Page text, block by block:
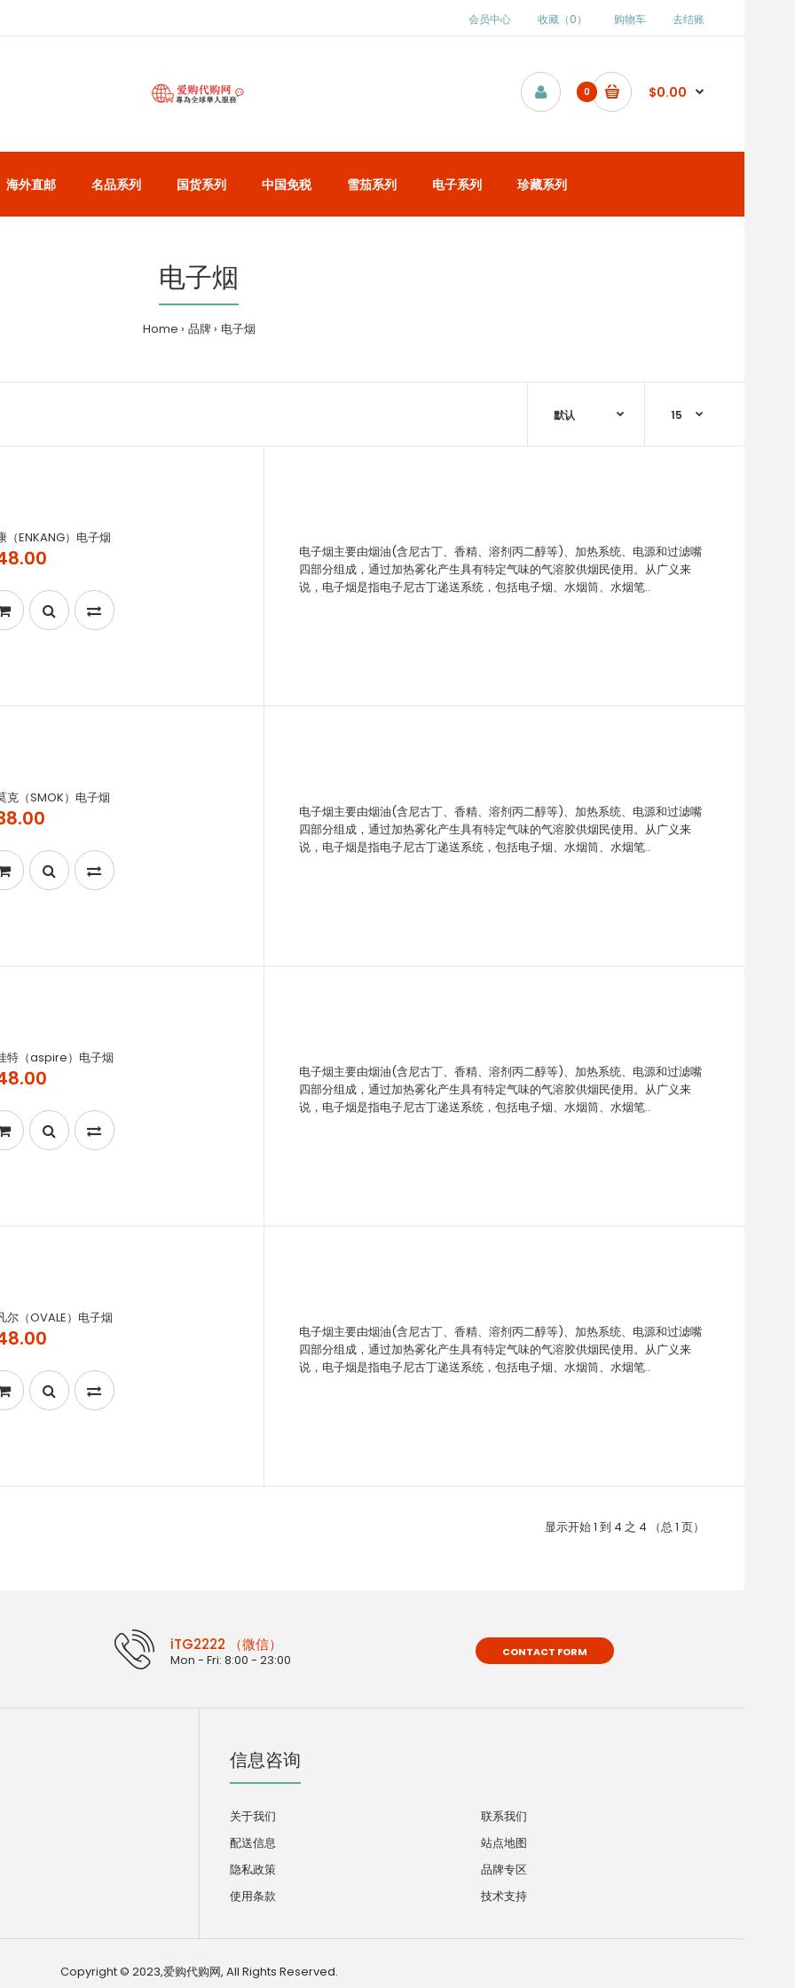
会员中心 收藏（0） 购物车 去结账
0 $0.00
海外直邮 名品系列 国货系列 中国免税 雪茄系列 电子系列 珍藏系列
电子烟
Home 品牌 电子烟
（ENKANG）电子烟
电子烟主要由烟油(含尼古丁、香精、溶剂丙二醇等)、加热系统、电源和过滤嘴
四部分组成，通过加热雾化产生具有特定气味的气溶胶供烟民使用。从广义来
说，电子烟是指电子尼古丁递送系统，包括电子烟、水烟筒、水烟笔..
克（SMOK）电子烟
电子烟主要由烟油(含尼古丁、香精、溶剂丙二醇等)、加热系统、电源和过滤嘴
四部分组成，通过加热雾化产生具有特定气味的气溶胶供烟民使用。从广义来
说，电子烟是指电子尼古丁递送系统，包括电子烟、水烟筒、水烟笔..
特（aspire）电子烟
电子烟主要由烟油(含尼古丁、香精、溶剂丙二醇等)、加热系统、电源和过滤嘴
四部分组成，通过加热雾化产生具有特定气味的气溶胶供烟民使用。从广义来
说，电子烟是指电子尼古丁递送系统，包括电子烟、水烟筒、水烟笔..
尔（OVALE）电子烟
电子烟主要由烟油(含尼古丁、香精、溶剂丙二醇等)、加热系统、电源和过滤嘴
四部分组成，通过加热雾化产生具有特定气味的气溶胶供烟民使用。从广义来
说，电子烟是指电子尼古丁递送系统，包括电子烟、水烟筒、水烟笔..
显示开始 1 到 4 之 4 （总 1 页）
iTG2222 （微信）
Mon - Fri: 8:00 - 23:00 CONTACT FORM
信息咨询
关于我们
配送信息
隐私政策
使用条款
联系我们
站点地图
品牌专区
技术支持
Copyright © 2023,爱购代购网, All Rights Reserved.